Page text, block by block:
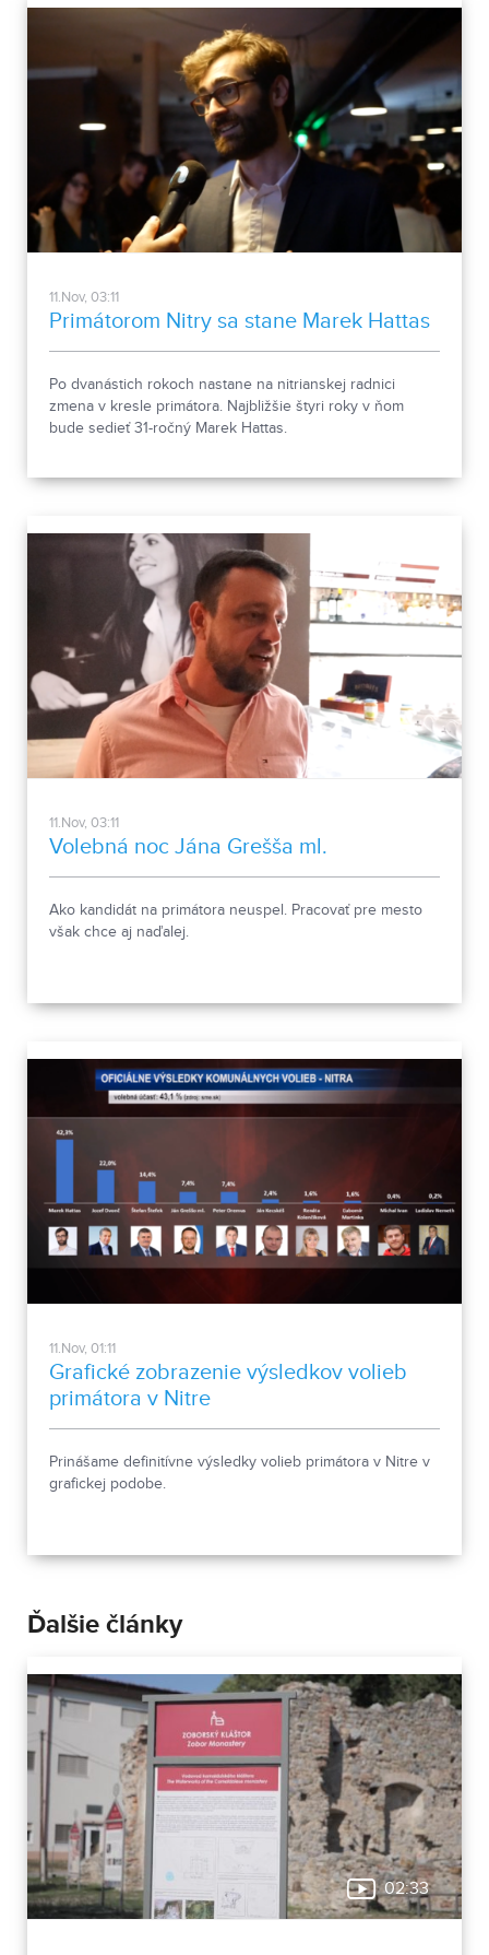
11.Nov, 03:11
Primátorom Nitry sa stane Marek Hattas
Po dvanástich rokoch nastane na nitrianskej radnici
zmena v kresle primátora. Najbližšie štyri roky v ňom
bude sedieť 31-ročný Marek Hattas.
11.Nov, 03:11
Volebná noc Jána Grešša ml.
Ako kandidát na primátora neuspel. Pracovať pre mesto
však chce aj naďalej.
11.Nov, 01:11
Grafické zobrazenie výsledkov volieb
primátora v Nitre
Prinášame definitívne výsledky volieb primátora v Nitre v
grafickej podobe.
Ďalšie články
02:33